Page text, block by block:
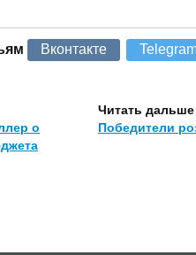
Вконтакте
о
Читать дальше
Победители